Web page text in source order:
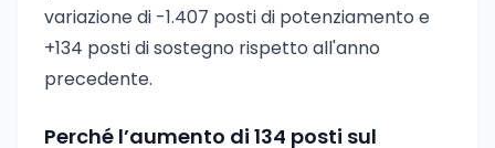
variazione di -1.407 posti di potenziamento e
+134 posti di sostegno rispetto all'anno
precedente.
Perché l’aumento di 134 posti sul